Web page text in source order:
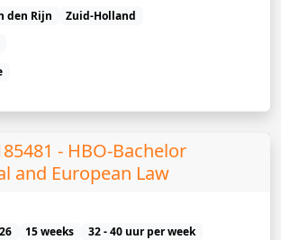
den Rijn
Zuid-Holland
- HBO-Bachelor
and European Law
15 weeks
32 - 40 uur per week